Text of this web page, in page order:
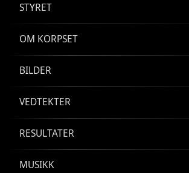
STYRET
OM KORPSET
BILDER
VEDTEKTER
RESULTATER
MUSIKK